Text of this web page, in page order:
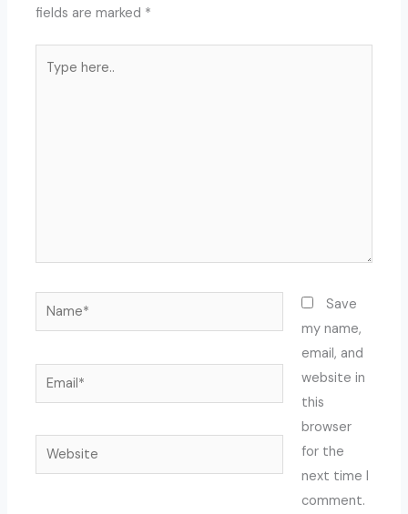
fields are marked *
Name*
Email*
Website
Save
my name,
email, and
website in
this
browser
for the
next time I
comment.